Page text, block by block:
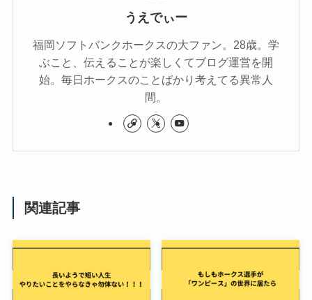
うえでぃー
福岡ソフトバンクホークスの大ファン。28歳。学
ぶこと、伝えることが楽しくてブログ運営を開
始。毎日ホークスのことばかり考えてる異常人
間。
関連記事